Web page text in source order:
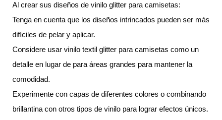
Al crear sus diseños de vinilo glitter para camisetas:
Tenga en cuenta que los diseños intrincados pueden ser más
difíciles de pelar y aplicar.
Considere usar vinilo textil glitter para camisetas como un
detalle en lugar de para áreas grandes para mantener la
comodidad.
Experimente con capas de diferentes colores o combinando
brillantina con otros tipos de vinilo para lograr efectos únicos.